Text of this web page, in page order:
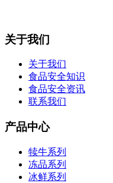
关于我们
关于我们
食品安全知识
食品安全资讯
联系我们
产品中心
犊牛系列
冻品系列
冰鲜系列